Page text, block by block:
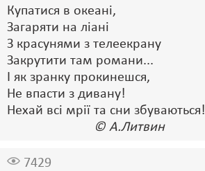
Купатися в океані,
Загаряти на ліані
З красунями з телеекрану
Закрутити там романи...
І як зранку прокинешся,
Не впасти з дивану!
Нехай всі мрії та сни збуваються!
© А.Литвин
7429